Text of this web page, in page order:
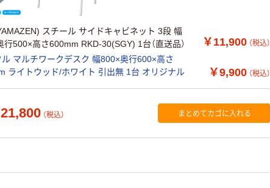
スチール サイドキャビネット 3段 幅
行500×高さ600mm RKD-30(SGY) 1台（直送品）
￥11,900 （税込）
ルチワークデスク 幅800×奥行600×高さ
ライトウッド/ホワイト 引出無 1台 オリジナル
￥9,900 （税込）
（税込） まとめてカゴに入れる